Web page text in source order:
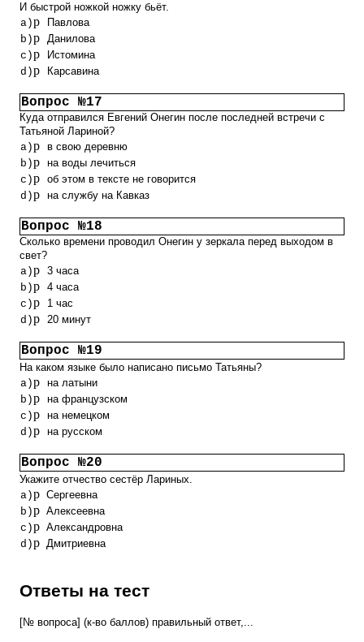
И быстрой ножкой ножку бьёт.
a)p
Павлова
b)p Данилова
c)p
Истомина
d)p Карсавина
Вопрос №17
Куда отправился Евгений Онегин после последней встречи с
Татьяной Лариной?
a)p в свою деревню
b)p на воды лечиться
c)p об этом в тексте не говорится
d)p на службу на Кавказ
Вопрос №18
Сколько времени проводил Онегин у зеркала перед выходом в
свет?
a)p 3 часа
b)p 4 часа
c)p
1 час
d)p 20 минут
Вопрос №19
На каком языке было написано письмо Татьяны?
a)p на латыни
b)p на французском
c)p на немецком
d)p на русском
Вопрос №20
Укажите отчество сестёр Лариных.
a)p Сергеевна
b)p Алексеевна
c)p Александровна
d)p Дмитриевна
Ответы на тест
[№ вопроса] (к-во баллов) правильный ответ,...